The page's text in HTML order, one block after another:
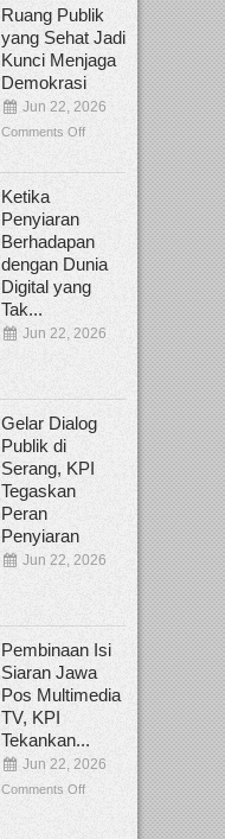
Ruang Publik
yang Sehat Jadi
Kunci Menjaga
Demokrasi
Jun 22, 2026
Comments Off
Ketika
Penyiaran
Berhadapan
dengan Dunia
Digital yang
Tak...
Jun 22, 2026
Gelar Dialog
Publik di
Serang, KPI
Tegaskan
Peran
Penyiaran
Jun 22, 2026
Pembinaan Isi
Siaran Jawa
Pos Multimedia
TV, KPI
Tekankan...
Jun 22, 2026
Comments Off